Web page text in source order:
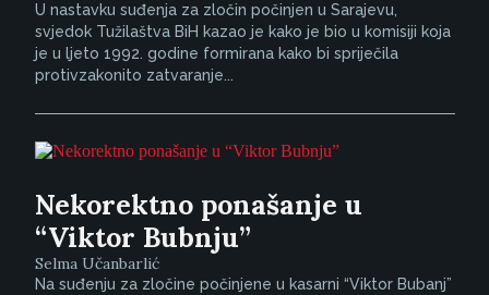
U nastavku suđenja za zločin počinjen u Sarajevu,
svjedok Tužilaštva BiH kazao je kako je bio u komisiji koja
je u ljeto 1992. godine formirana kako bi spriječila
protivzakonito zatvaranje...
Nekorektno ponašanje u
“Viktor Bubnju”
Selma Učanbarlić
Na suđenju za zločine počinjene u kasarni “Viktor Bubanj”